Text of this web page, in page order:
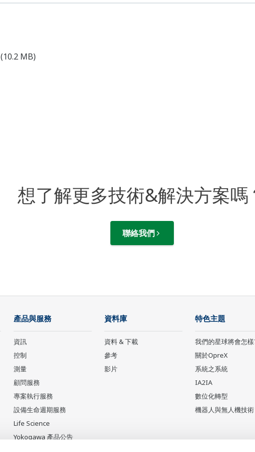
(10.2 MB)
想了解更多技術&解決方案嗎
聯絡我們
產品與服務
資訊
控制
測量
顧問服務
專案執行服務
設備生命週期服務
Life Science
Yokogawa 產品公告
資料庫
資料 & 下載
參考
影片
特色主題
我們的星球將會怎
關於OpreX
系統之系統
IA2IA
數位化轉型
機器人與無人機技術